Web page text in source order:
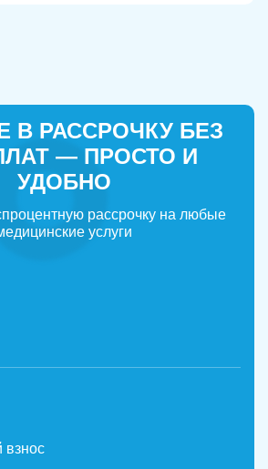
В РАССРОЧКУ БЕЗ
— ПРОСТО И
УДОБНО
рассрочку на любые
услуги
взнос